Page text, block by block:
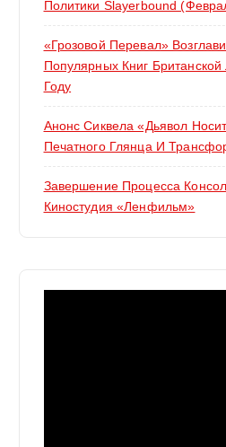
Политики Slayerbound
«Грозовой Перевал»
Популярных Книг
Году
Анонс Сиквела «Дьявол
Печатного Глянца И
Завершение Процесса
Киностудия «Ленфильм»